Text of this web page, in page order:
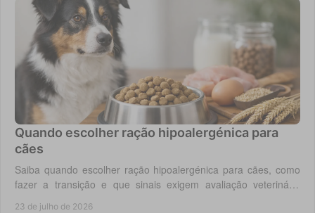
Quando escolher ração hipoalergénica para
cães
Saiba quando escolher ração hipoalergénica para cães, como
fazer a transição e que sinais exigem avaliação veterinária
23 de julho de 2026